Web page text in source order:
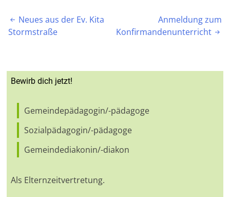
Beitragsnavigation
 Neues aus der Ev. Kita
Stormstraße
Anmeldung zum
Konfirmandenunterricht 
Bewirb dich jetzt!
Gemeindepädagogin/-pädagoge
Sozialpädagogin/-pädagoge
Gemeindediakonin/-diakon
Als Elternzeitvertretung.